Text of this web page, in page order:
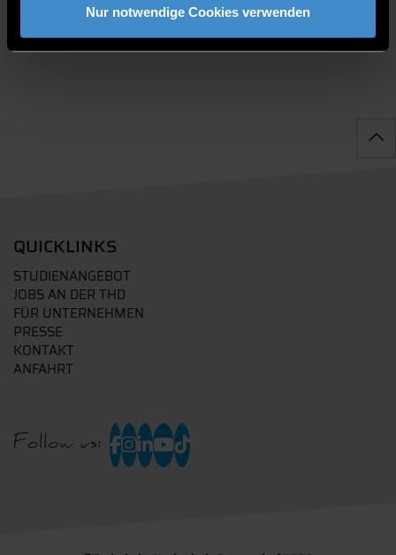
Nur notwendige Cookies verwenden
QUICKLINKS
STUDIENANGEBOT
JOBS AN DER THD
FÜR UNTERNEHMEN
PRESSE
KONTAKT
ANFAHRT
Follow us: